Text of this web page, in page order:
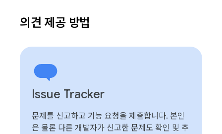
의견 제공 방법
Issue Tracker
문제를 신고하고 기능 요청을 제출합니다. 본인
은 물론 다른 개발자가 신고한 문제도 확인 및 추